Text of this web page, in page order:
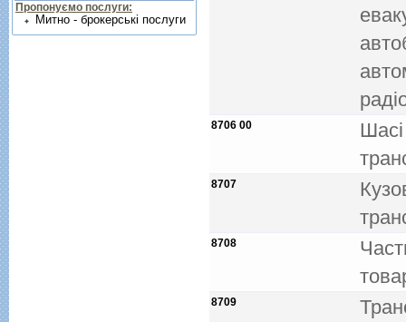
8706 00
Шасi
8707
8708
8709
Пропонуємо послуги:
Митно - брокерські послуги